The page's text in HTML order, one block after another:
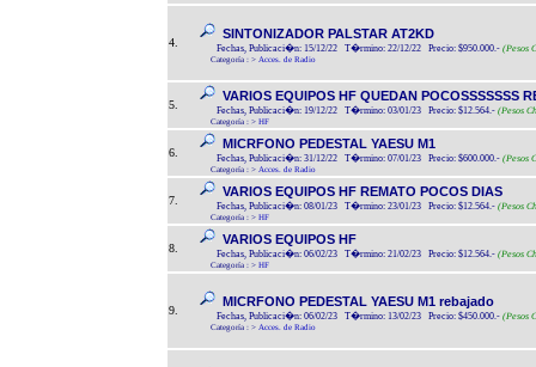
4.
SINTONIZADOR PALSTAR AT2KD
Fechas, Publicaci�n: 15/12/22 T�rmino: 22/12/22 Precio: $950.000.- (Pesos
Categoría : > Acces. de Radio
5.
VARIOS EQUIPOS HF QUEDAN POCOSSSSSSS
Fechas, Publicaci�n: 19/12/22 T�rmino: 03/01/23 Precio: $12.564.- (Pesos
Categoría : > HF
6.
MICRFONO PEDESTAL YAESU M1
Fechas, Publicaci�n: 31/12/22 T�rmino: 07/01/23 Precio: $600.000.- (Pesos
Categoría : > Acces. de Radio
7.
VARIOS EQUIPOS HF REMATO POCOS DIAS
Fechas, Publicaci�n: 08/01/23 T�rmino: 23/01/23 Precio: $12.564.- (Pesos
Categoría : > HF
8.
VARIOS EQUIPOS HF
Fechas, Publicaci�n: 06/02/23 T�rmino: 21/02/23 Precio: $12.564.- (Pesos
Categoría : > HF
9.
MICRFONO PEDESTAL YAESU M1 rebajado
Fechas, Publicaci�n: 06/02/23 T�rmino: 13/02/23 Precio: $450.000.- (Pesos
Categoría : > Acces. de Radio